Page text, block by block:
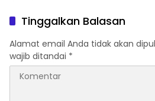
Jalan Raya
Tinggalkan Balasan
Alamat email Anda tidak akan
wajib ditandai *